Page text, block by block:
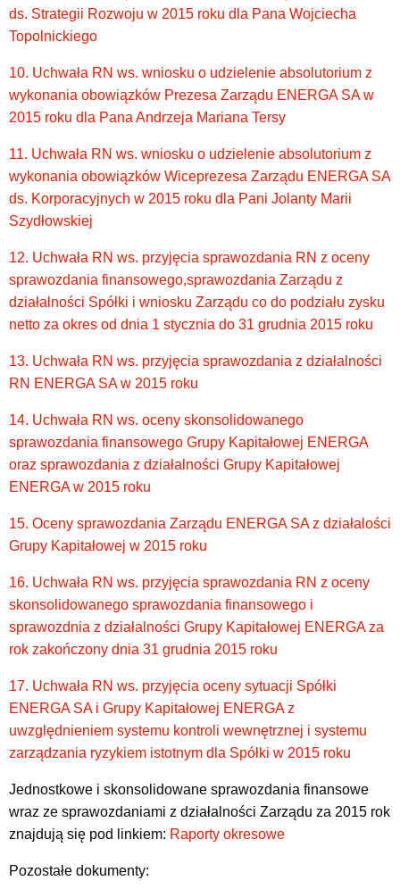
ds. Strategii Rozwoju w 2015 roku dla Pana Wojciecha
Topolnickiego
10. Uchwała RN ws. wniosku o udzielenie absolutorium z
wykonania obowiązków Prezesa Zarządu ENERGA SA w
2015 roku dla Pana Andrzeja Mariana Tersy
11. Uchwała RN ws. wniosku o udzielenie absolutorium z
wykonania obowiązków Wiceprezesa Zarządu ENERGA SA
ds. Korporacyjnych w 2015 roku dla Pani Jolanty Marii
Szydłowskiej
12. Uchwała RN ws. przyjęcia sprawozdania RN z oceny
sprawozdania finansowego,sprawozdania Zarządu z
działalności Spółki i wniosku Zarządu co do podziału zysku
netto za okres od dnia 1 stycznia do 31 grudnia 2015 roku
13. Uchwała RN ws. przyjęcia sprawozdania z działalności
RN ENERGA SA w 2015 roku
14. Uchwała RN ws. oceny skonsolidowanego
sprawozdania finansowego Grupy Kapitałowej ENERGA
oraz sprawozdania z działalności Grupy Kapitałowej
ENERGA w 2015 roku
15. Oceny sprawozdania Zarządu ENERGA SA z działalości
Grupy Kapitałowej w 2015 roku
16. Uchwała RN ws. przyjęcia sprawozdania RN z oceny
skonsolidowanego sprawozdania finansowego i
sprawozdnia z działalności Grupy Kapitałowej ENERGA za
rok zakończony dnia 31 grudnia 2015 roku
17. Uchwała RN ws. przyjęcia oceny sytuacji Spółki
ENERGA SA i Grupy Kapitałowej ENERGA z
uwzględnieniem systemu kontroli wewnętrznej i systemu
zarządzania ryzykiem istotnym dla Spółki w 2015 roku
Jednostkowe i skonsolidowane sprawozdania finansowe
wraz ze sprawozdaniami z działalności Zarządu za 2015 rok
znajdują się pod linkiem: Raporty okresowe
Pozostałe dokumenty: